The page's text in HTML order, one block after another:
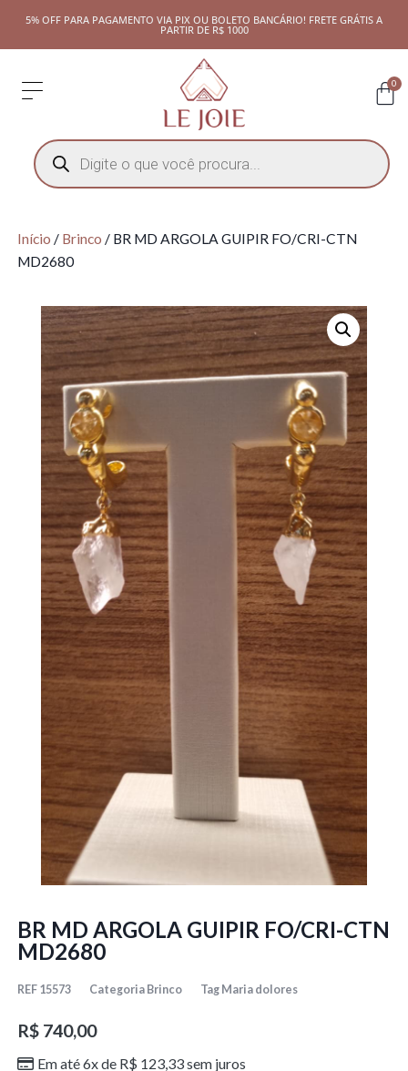
5% OFF PARA PAGAMENTO VIA PIX OU BOLETO BANCÁRIO! FRETE GRÁTIS A
PARTIR DE R$ 1000
0
Início / Brinco / BR MD ARGOLA GUIPIR FO/CRI-CTN
MD2680
BR MD ARGOLA GUIPIR FO/CRI-CTN
MD2680
REF 15573 Categoria Brinco Tag Maria dolores
R$740,00
Em até 6x de R$ 123,33sem juros